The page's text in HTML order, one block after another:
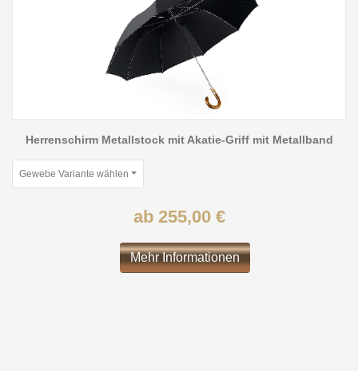
Herrenschirm Metallstock mit Akatie-Griff mit Metallband
Gewebe Variante wählen
ab 255,00 €
Mehr Informationen